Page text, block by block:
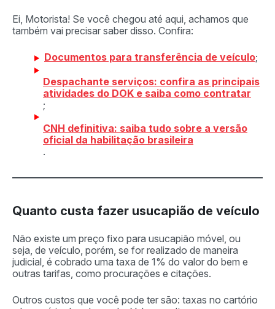
Ei, Motorista! Se você chegou até aqui, achamos que
também vai precisar saber disso. Confira:
Documentos para transferência de veículo;
Despachante serviços: confira as principais
atividades do DOK e saiba como contratar
;
CNH definitiva: saiba tudo sobre a versão
oficial da habilitação brasileira
.
Quanto custa fazer usucapião de veículo
Não existe um preço fixo para usucapião móvel, ou
seja, de veículo, porém, se for realizado de maneira
judicial, é cobrado uma taxa de 1% do valor do bem e
outras tarifas, como procurações e citações.
Outros custos que você pode ter são: taxas no cartório